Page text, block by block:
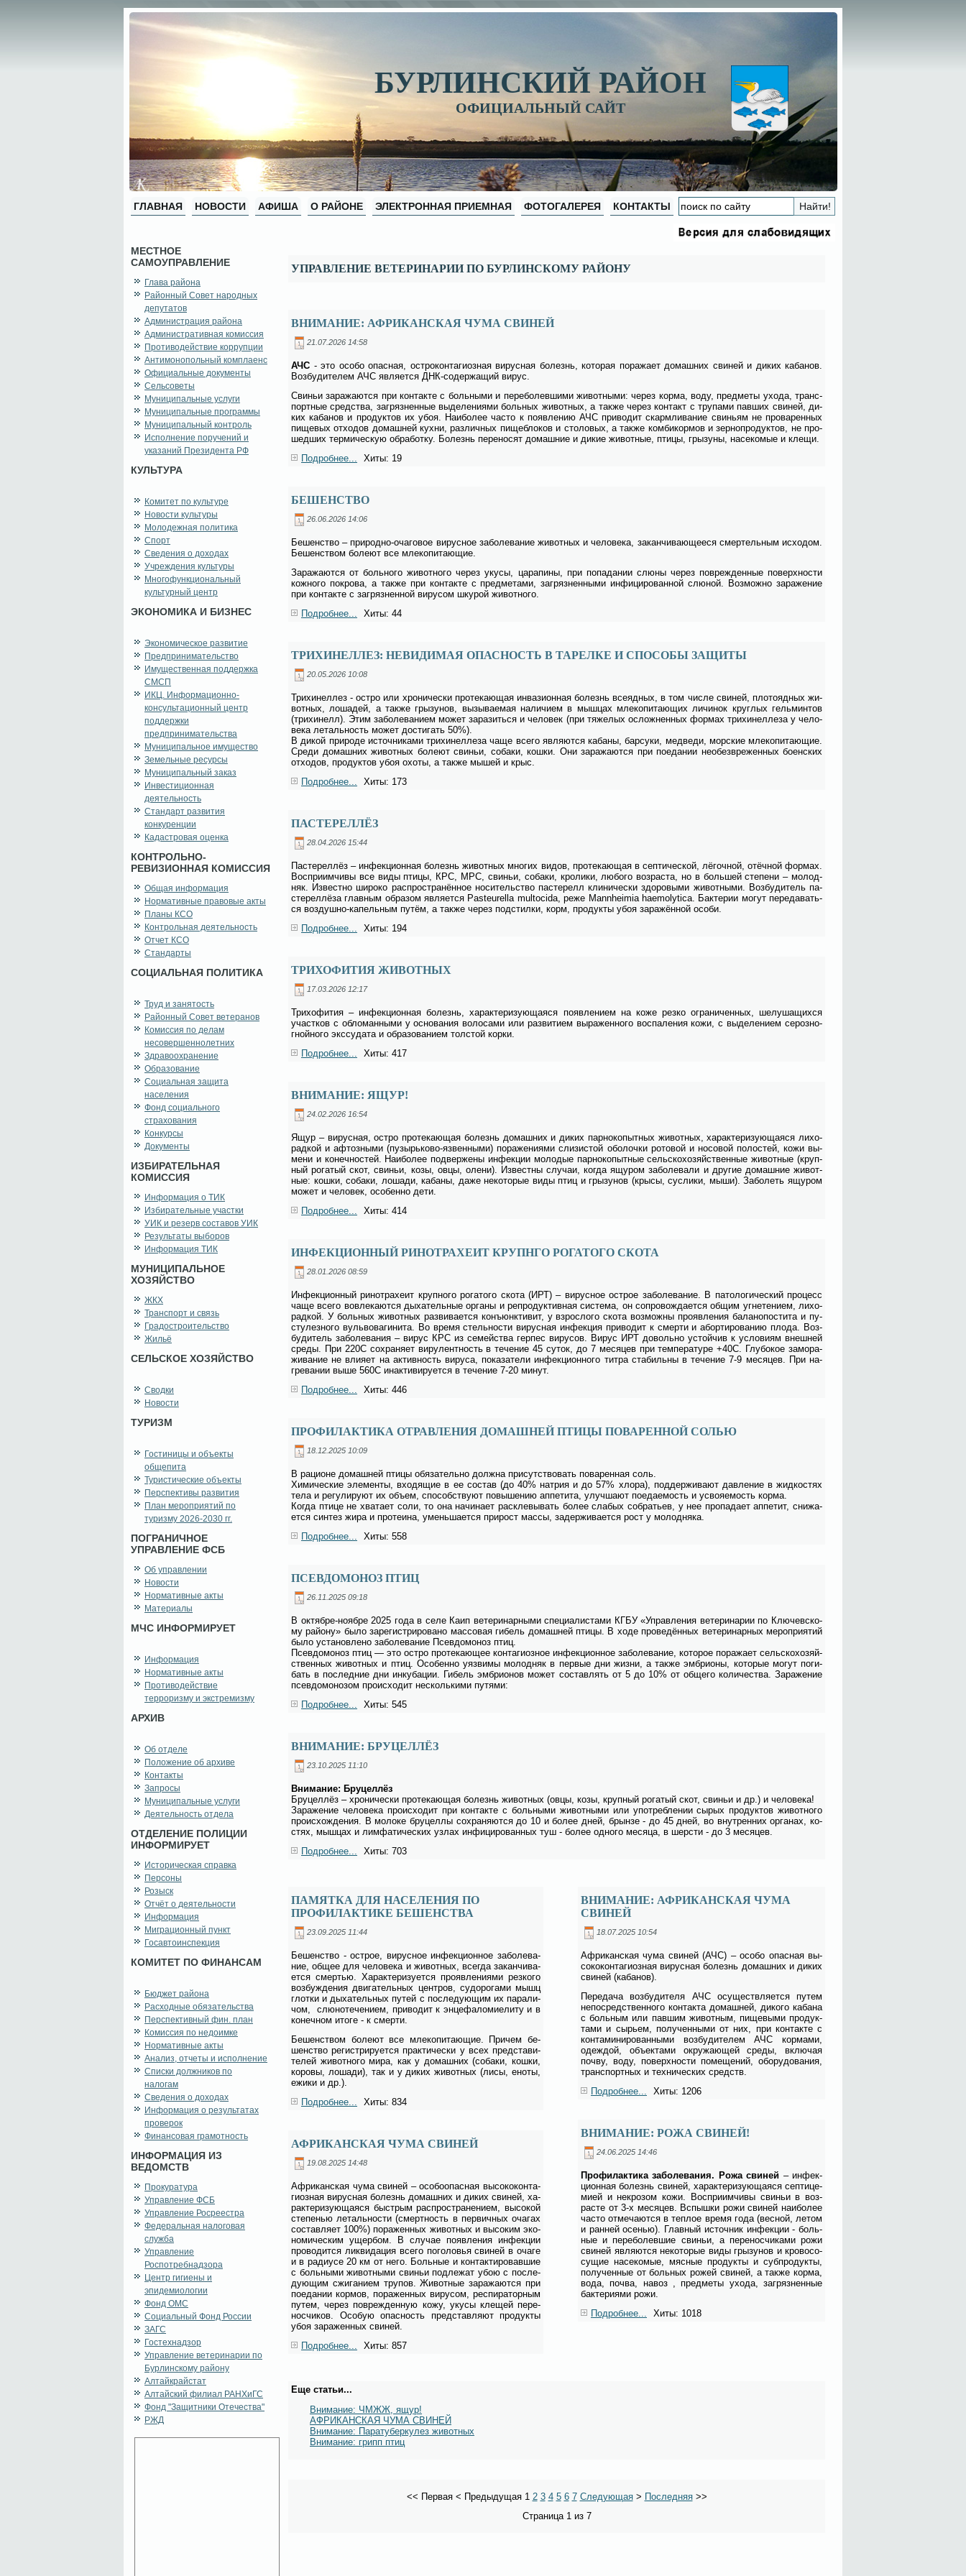
БУРЛИНСКИЙ РАЙОН
ОФИЦИАЛЬНЫЙ САЙТ
ГЛАВНАЯ НОВОСТИ АФИША О РАЙОНЕ ЭЛЕКТРОННАЯ ПРИЕМНАЯ ФОТОГАЛЕРЕЯ КОНТАКТЫ
МЕСТНОЕ
САМОУПРАВЛЕНИЕ
Глава района
Районный Совет народных
депутатов
Администрация района
Административная комиссия
Противодействие коррупции
Антимонопольный комплаенс
Официальные документы
Сельсоветы
Муниципальные услуги
Муниципальные программы
Муниципальный контроль
Исполнение поручений и
указаний Президента РФ
КУЛЬТУРА
Комитет по культуре
Новости культуры
Молодежная политика
Спорт
Сведения о доходах
Учреждения культуры
Многофункциональный
культурный центр
ЭКОНОМИКА И БИЗНЕС
Экономическое развитие
Предпринимательство
Имущественная поддержка
СМСП
ИКЦ. Информационно-
консультационный центр
поддержки
предпринимательства
Муниципальное имущество
Земельные ресурсы
Муниципальный заказ
Инвестиционная
деятельность
Стандарт развития
конкуренции
Кадастровая оценка
КОНТРОЛЬНО-
РЕВИЗИОННАЯ КОМИССИЯ
Общая информация
Нормативные правовые акты
Планы КСО
Контрольная деятельность
Отчет КСО
Стандарты
СОЦИАЛЬНАЯ ПОЛИТИКА
Труд и занятость
Районный Совет ветеранов
Комиссия по делам
несовершеннолетних
Здравоохранение
Образование
Социальная защита
населения
Фонд социального
страхования
Конкурсы
Документы
ИЗБИРАТЕЛЬНАЯ
КОМИССИЯ
Информация о ТИК
Избирательные участки
УИК и резерв составов УИК
Результаты выборов
Информация ТИК
МУНИЦИПАЛЬНОЕ
ХОЗЯЙСТВО
ЖКХ
Транспорт и связь
Градостроительство
Жильё
СЕЛЬСКОЕ ХОЗЯЙСТВО
Сводки
Новости
ТУРИЗМ
Гостиницы и объекты
общепита
Туристические объекты
Перспективы развития
План мероприятий по
туризму 2026-2030 гг.
ПОГРАНИЧНОЕ
УПРАВЛЕНИЕ ФСБ
Об управлении
Новости
Нормативные акты
Материалы
МЧС ИНФОРМИРУЕТ
Информация
Нормативные акты
Противодействие
терроризму и экстремизму
АРХИВ
Об отделе
Положение об архиве
Контакты
Запросы
Муниципальные услуги
Деятельность отдела
ОТДЕЛЕНИЕ ПОЛИЦИИ
ИНФОРМИРУЕТ
Историческая справка
Персоны
Розыск
Отчёт о деятельности
Информация
Миграционный пункт
Госавтоинспекция
КОМИТЕТ ПО ФИНАНСАМ
Бюджет района
Расходные обязательства
Перспективный фин. план
Комиссия по недоимке
Нормативные акты
Анализ, отчеты и исполнение
Списки должников по
налогам
Сведения о доходах
Информация о результатах
проверок
Финансовая грамотность
ИНФОРМАЦИЯ ИЗ
ВЕДОМСТВ
Прокуратура
Управление ФСБ
Управление Росреестра
Федеральная налоговая
служба
Управление
Роспотребнадзора
Центр гигиены и
эпидемиологии
Фонд ОМС
Социальный Фонд России
ЗАГС
Гостехнадзор
Управление ветеринарии по
Бурлинскому району
Алтайкрайстат
Алтайский филиал РАНХиГС
Фонд "Защитники Отечества"
РЖД
УПРАВЛЕНИЕ ВЕТЕРИНАРИИ ПО БУРЛИНСКОМУ РАЙОНУ
ВНИМАНИЕ: АФРИКАНСКАЯ ЧУМА СВИНЕЙ
21.07.2026 14:58
АЧС - это осо­бо опас­ная, ост­ро­кон­та­ги­оз­ная ви­рус­ная бо­лезнь, ко­то­рая по­ра­жа­ет до­маш­них сви­ней и ди­ких ка­ба­нов.
Воз­бу­ди­те­лем АЧС яв­ля­ет­ся ДНК-со­дер­жа­щий ви­рус.
Сви­ньи за­ра­жа­ют­ся при кон­так­те с боль­ны­ми и пе­ре­болев­ши­ми жи­вот­ны­ми: через кор­ма, во­ду, пред­ме­ты ухо­да, транс­
порт­ные сред­ства, за­гряз­нен­ные вы­де­ле­ни­я­ми боль­ных жи­вот­ных, а так­же через кон­такт с тру­па­ми пав­ших сви­ней, ди­
ких ка­ба­нов и про­дук­тов их убоя. Наи­бо­лее ча­сто к по­яв­ле­нию АЧС при­во­дит скарм­ли­ва­ние сви­ньям не про­ва­рен­ных
пи­ще­вых от­хо­дов до­маш­ней кух­ни, раз­лич­ных пи­ще­бло­ков и сто­ло­вых, а так­же ком­би­кор­мов и зер­но­про­дук­тов, не про­
шед­ших тер­ми­че­скую об­ра­бот­ку. Бо­лезнь пе­ре­но­сят до­маш­ние и ди­кие жи­вот­ные, пти­цы, гры­зу­ны, на­се­ко­мые и кле­щи.
Подробнее...
Хиты: 19
БЕШЕНСТВО
26.06.2026 14:06
Бе­шен­ство – при­род­но-оча­го­вое ви­рус­ное за­боле­ва­ние жи­вот­ных и че­ло­ве­ка, за­кан­чи­ва­ю­ще­е­ся смер­тель­ным ис­хо­дом.
Бе­шен­ством бо­ле­ют все мле­ко­пи­та­ю­щие.
За­ра­жа­ют­ся от боль­но­го жи­вот­но­го через уку­сы, ца­ра­пи­ны, при по­па­да­нии слю­ны через по­вре­жден­ные по­верх­но­сти
кож­но­го по­кро­ва, а так­же при кон­так­те с пред­ме­та­ми, за­гряз­нен­ны­ми ин­фи­ци­ро­ван­ной слю­ной. Воз­мож­но за­ра­же­ние
при кон­так­те с за­гряз­нен­ной ви­ру­сом шку­рой жи­вот­но­го.
Подробнее...
Хиты: 44
ТРИХИНЕЛЛЕЗ: НЕВИДИМАЯ ОПАСНОСТЬ В ТАРЕЛКЕ И СПОСОБЫ ЗАЩИТЫ
20.05.2026 10:08
Три­хи­нел­лез - ост­ро или хро­ни­че­ски про­те­ка­ю­щая ин­ва­зи­он­ная бо­лезнь все­яд­ных, в том чис­ле сви­ней, пло­то­яд­ных жи­
вот­ных, ло­ша­дей, а так­же гры­зу­нов, вы­зы­ва­е­мая на­ли­чи­ем в мыш­цах мле­ко­пи­та­ю­щих ли­чи­нок круг­лых гель­мин­тов
(три­хи­нелл). Этим за­боле­ва­ни­ем мо­жет за­ра­зить­ся и че­ло­век (при тя­же­лых ослож­нен­ных фор­мах три­хи­нел­ле­за у че­ло­
ве­ка ле­таль­ность мо­жет до­сти­гать 50%).
В ди­кой при­ро­де ис­точ­ни­ка­ми три­хи­нел­ле­за ча­ще все­го яв­ля­ют­ся ка­ба­ны, бар­су­ки, мед­ве­ди, мор­ские мле­ко­пи­та­ю­щие.
Сре­ди до­маш­них жи­вот­ных бо­ле­ют сви­ньи, со­ба­ки, кош­ки. Они за­ра­жа­ют­ся при по­еда­нии не­о­без­вре­жен­ных бо­ен­ских
от­хо­дов, про­дук­тов убоя охо­ты, а так­же мы­шей и крыс.
Подробнее...
Хиты: 173
ПАСТЕРЕЛЛЁЗ
28.04.2026 15:44
Па­сте­рел­лёз – ин­фек­ци­он­ная бо­лезнь жи­вот­ных мно­гих ви­дов, про­те­ка­ю­щая в сеп­ти­че­ской, лё­гоч­ной, отёч­ной фор­мах.
Вос­при­им­чи­вы все ви­ды пти­цы, КРС, МРС, сви­ньи, со­ба­ки, кро­ли­ки, лю­бо­го воз­рас­та, но в боль­шей сте­пе­ни – мо­лод­
няк. Из­вест­но ши­ро­ко рас­про­стра­нён­ное но­си­тель­ство па­сте­релл кли­ни­че­ски здо­ро­вы­ми жи­вот­ны­ми. Воз­бу­ди­тель па­
сте­рел­лё­за глав­ным об­ра­зом яв­ля­ет­ся Pasteurella multocida, ре­же Mannheimia haemolytica. Бак­те­рии мо­гут пе­ре­да­вать­
ся воз­душ­но-ка­пель­ным пу­тём, а так­же через под­стил­ки, корм, про­дук­ты убоя за­ра­жён­ной осо­би.
Подробнее...
Хиты: 194
ТРИХОФИТИЯ ЖИВОТНЫХ
17.03.2026 12:17
Три­хо­фи­тия – ин­фек­ци­он­ная бо­лезнь, ха­рак­те­ри­зу­ю­ща­я­ся по­яв­ле­ни­ем на ко­же рез­ко огра­ни­чен­ных, ше­лу­ша­щих­ся
участ­ков с об­ло­ман­ны­ми у ос­но­ва­ния во­ло­са­ми или раз­ви­ти­ем вы­ра­жен­но­го вос­па­ле­ния ко­жи, с вы­де­ле­ни­ем се­роз­но-
гной­но­го экс­су­да­та и об­ра­зо­ва­ни­ем тол­стой кор­ки.
Подробнее...
Хиты: 417
ВНИМАНИЕ: ЯЩУР!
24.02.2026 16:54
Ящур – ви­рус­ная, ост­ро про­те­ка­ю­щая бо­лезнь до­маш­них и ди­ких пар­но­ко­пыт­ных жи­вот­ных, ха­рак­те­ри­зу­ю­ща­я­ся ли­хо­
рад­кой и аф­тоз­ны­ми (пу­зырь­ко­во-яз­вен­ны­ми) по­ра­же­ни­я­ми сли­зи­стой обо­лоч­ки ро­то­вой и но­со­вой по­ло­стей, ко­жи вы­
ме­ни и ко­неч­но­стей. Наи­бо­лее под­вер­же­ны ин­фек­ции мо­ло­дые пар­но­ко­пыт­ные сель­ско­хо­зяй­ствен­ные жи­вот­ные (круп­
ный ро­га­тый скот, сви­ньи, ко­зы, ов­цы, оле­ни). Из­вест­ны слу­чаи, ко­гда ящу­ром за­боле­ва­ли и дру­гие до­маш­ние жи­вот­
ные: кош­ки, со­ба­ки, ло­ша­ди, ка­ба­ны, да­же не­ко­то­рые ви­ды птиц и гры­зу­нов (кры­сы, сус­ли­ки, мы­ши). За­бо­леть ящу­ром
мо­жет и че­ло­век, осо­бен­но де­ти.
Подробнее...
Хиты: 414
ИНФЕКЦИОННЫЙ РИНОТРАХЕИТ КРУПНГО РОГАТОГО СКОТА
28.01.2026 08:59
Ин­фек­ци­он­ный ри­но­тра­хе­ит круп­но­го ро­га­то­го ско­та (ИРТ) – ви­рус­ное острое за­боле­ва­ние. В па­то­ло­ги­че­ский про­цесс
ча­ще все­го во­вле­ка­ют­ся ды­ха­тель­ные ор­га­ны и ре­про­дук­тив­ная си­сте­ма, он со­про­вож­да­ет­ся об­щим угне­те­ни­ем, ли­хо­
рад­кой. У боль­ных жи­вот­ных раз­ви­ва­ет­ся конъ­юнк­ти­вит, у взрос­ло­го ско­та воз­мож­ны про­яв­ле­ния ба­ла­но­по­сти­та и пу­
сту­лез­но­го вуль­во­ва­ги­ни­та. Во вре­мя стель­но­сти ви­рус­ная ин­фек­ция при­во­дит к смер­ти и абор­ти­ро­ва­нию пло­да. Воз­
бу­ди­тель за­боле­ва­ния – ви­рус КРС из се­мей­ства гер­пес ви­ру­сов. Ви­рус ИРТ до­воль­но устой­чив к усло­ви­ям внеш­ней
сре­ды. При 220С со­хра­ня­ет ви­ру­лент­ность в те­че­ние 45 су­ток, до 7 ме­ся­цев при тем­пе­ра­ту­ре +40С. Глу­бо­кое за­мо­ра­
жи­ва­ние не вли­я­ет на ак­тив­ность ви­ру­са, по­ка­за­те­ли ин­фек­ци­он­но­го тит­ра ста­биль­ны в те­че­ние 7-9 ме­ся­цев. При на­
гре­ва­нии вы­ше 560С инак­ти­ви­ру­ет­ся в те­че­ние 7-20 ми­нут.
Подробнее...
Хиты: 446
ПРОФИЛАКТИКА ОТРАВЛЕНИЯ ДОМАШНЕЙ ПТИЦЫ ПОВАРЕННОЙ СОЛЬЮ
18.12.2025 10:09
В ра­ци­оне до­маш­ней пти­цы обя­за­тель­но долж­на при­сут­ство­вать по­ва­рен­ная соль.
Хи­ми­че­ские эле­мен­ты, вхо­дя­щие в ее со­став (до 40% на­трия и до 57% хло­ра), под­дер­жи­ва­ют дав­ле­ние в жид­ко­стях
те­ла и ре­гу­ли­ру­ют их объ­ем, спо­соб­ству­ют по­вы­ше­нию ап­пе­ти­та, улуч­ша­ют по­еда­е­мость и усво­я­е­мость кор­ма.
Ко­гда пти­це не хва­та­ет со­ли, то она на­чи­на­ет рас­кле­вы­вать бо­лее сла­бых со­бра­тьев, у нее про­па­да­ет ап­пе­тит, сни­жа­
ет­ся син­тез жи­ра и про­те­и­на, умень­ша­ет­ся при­рост мас­сы, за­дер­жи­ва­ет­ся рост у мо­лод­ня­ка.
Подробнее...
Хиты: 558
ПСЕВДОМОНОЗ ПТИЦ
26.11.2025 09:18
В ок­тяб­ре-но­яб­ре 2025 го­да в се­ле Каип ве­те­ри­нар­ны­ми спе­ци­а­ли­ста­ми КГБУ «Управ­ле­ния ве­те­ри­на­рии по Клю­чев­ско­
му рай­о­ну» бы­ло за­ре­ги­стри­ро­ва­но мас­со­вая ги­бель до­маш­ней пти­цы. В хо­де про­ве­дён­ных ве­те­ри­нар­ных ме­ро­при­я­тий
бы­ло уста­нов­ле­но за­боле­ва­ние Псев­до­мо­ноз птиц.
Псев­до­мо­ноз птиц — это ост­ро про­те­ка­ю­щее кон­та­ги­оз­ное ин­фек­ци­он­ное за­боле­ва­ние, ко­то­рое по­ра­жа­ет сель­ско­хо­зяй­
ствен­ных жи­вот­ных и птиц. Осо­бен­но уяз­ви­мы мо­лод­няк в пер­вые дни жиз­ни, а так­же эм­бри­о­ны, ко­то­рые мо­гут по­ги­
бать в по­след­ние дни ин­ку­ба­ции. Ги­бель эм­бри­о­нов мо­жет со­став­лять от 5 до 10% от об­ще­го ко­ли­че­ства. За­ра­же­ние
псев­до­мо­но­зом про­ис­хо­дит не­сколь­ки­ми пу­тя­ми:
Подробнее...
Хиты: 545
ВНИМАНИЕ: БРУЦЕЛЛЁЗ
23.10.2025 11:10
Вни­ма­ние: Бру­цел­лёз
Бру­цел­лёз – хро­ни­че­ски про­те­ка­ю­щая бо­лезнь жи­вот­ных (ов­цы, ко­зы, круп­ный ро­га­тый скот, сви­ньи и др.) и че­ло­ве­ка!
За­ра­же­ние че­ло­ве­ка про­ис­хо­дит при кон­так­те с боль­ны­ми жи­вот­ны­ми или упо­треб­ле­нии сы­рых про­дук­тов жи­вот­но­го
про­ис­хож­де­ния. В мо­ло­ке бру­цел­лы со­хра­ня­ют­ся до 10 и бо­лее дней, брын­зе - до 45 дней, во внут­рен­них ор­га­нах, ко­
стях, мыш­цах и лим­фа­ти­че­ских уз­лах ин­фи­ци­ро­ван­ных туш - бо­лее од­но­го ме­ся­ца, в шер­сти - до 3 ме­ся­цев.
Подробнее...
Хиты: 703
ПАМЯТКА ДЛЯ НАСЕЛЕНИЯ ПО
ПРОФИЛАКТИКЕ БЕШЕНСТВА
23.09.2025 11:44
Бе­шен­ство - острое, ви­рус­ное ин­фек­ци­он­ное за­боле­ва­
ние, об­щее для че­ло­ве­ка и жи­вот­ных, все­гда за­кан­чи­ва­
ет­ся смер­тью. Ха­рак­те­ри­зу­ет­ся про­яв­ле­ни­я­ми рез­ко­го
воз­буж­де­ния дви­га­тель­ных цен­тров, су­до­ро­га­ми мышц
глот­ки и ды­ха­тель­ных пу­тей с по­сле­ду­ю­щим их па­ра­ли­
чом, слю­но­те­че­ни­ем, при­во­дит к эн­це­фа­ло­ми­е­ли­ту и в
ко­неч­ном ито­ге - к смер­ти.
Бе­шен­ством бо­ле­ют все мле­ко­пи­та­ю­щие. При­чем бе­
шен­ство ре­ги­стри­ру­ет­ся прак­ти­че­ски у всех пред­ста­ви­
те­лей жи­вот­но­го ми­ра, как у до­маш­них (со­ба­ки, кош­ки,
ко­ро­вы, ло­ша­ди), так и у ди­ких жи­вот­ных (ли­сы, ено­ты,
ежи­ки и др.).
Подробнее...
Хиты: 834
АФРИКАНСКАЯ ЧУМА СВИНЕЙ
19.08.2025 14:48
Аф­ри­кан­ская чу­ма сви­ней – осо­бо­опас­ная вы­со­ко­кон­та­
ги­оз­ная ви­рус­ная бо­лезнь до­маш­них и ди­ких сви­ней, ха­
рак­те­ри­зу­ю­ща­я­ся быст­рым рас­про­стра­не­ни­ем, вы­со­кой
сте­пе­нью ле­таль­но­сти (смерт­ность в пер­вич­ных оча­гах
со­став­ля­ет 100%) по­ра­жен­ных жи­вот­ных и вы­со­ким эко­
но­ми­че­ским ущер­бом. В слу­чае по­яв­ле­ния ин­фек­ции
про­во­дит­ся лик­ви­да­ция все­го по­го­ло­вья сви­ней в оча­ге
и в ра­ди­у­се 20 км от не­го. Боль­ные и кон­так­ти­ро­вав­шие
с боль­ны­ми жи­вот­ны­ми сви­ньи под­ле­жат убою с по­сле­
ду­ю­щим сжи­га­ни­ем тру­пов. Жи­вот­ные за­ра­жа­ют­ся при
по­еда­нии кор­мов, по­ра­жен­ных ви­ру­сом, ре­спи­ра­тор­ным
пу­тем, через по­вре­жден­ную ко­жу, уку­сы кле­щей пе­ре­
нос­чи­ков. Осо­бую опас­ность пред­став­ля­ют про­дук­ты
убоя за­ра­жен­ных сви­ней.
Подробнее...
Хиты: 857
ВНИМАНИЕ: АФРИКАНСКАЯ ЧУМА
СВИНЕЙ
18.07.2025 10:54
Аф­ри­кан­ская чу­ма сви­ней (АЧС) – осо­бо опас­ная вы­
со­ко­кон­та­ги­оз­ная ви­рус­ная бо­лезнь до­маш­них и ди­ких
сви­ней (ка­ба­нов).
Пе­ре­да­ча воз­бу­ди­те­ля АЧС осу­ществ­ля­ет­ся пу­тем
не­по­сред­ствен­но­го кон­так­та до­маш­ней, ди­ко­го ка­ба­на
с боль­ным или пав­шим жи­вот­ным, пи­ще­вы­ми про­дук­
та­ми и сы­рьем, по­лу­чен­ны­ми от них, при кон­так­те с
кон­та­ми­ни­ро­ван­ны­ми воз­бу­ди­те­лем АЧС кор­ма­ми,
одеж­дой, объ­ек­та­ми окру­жа­ю­щей сре­ды, вклю­чая
поч­ву, во­ду, по­верх­но­сти по­ме­ще­ний, обо­ру­до­ва­ния,
транс­порт­ных и тех­ни­че­ских средств.
Подробнее...
Хиты: 1206
ВНИМАНИЕ: РОЖА СВИНЕЙ!
24.06.2025 14:46
Про­фи­лак­ти­ка за­боле­ва­ния. Ро­жа сви­ней – ин­фек­
ци­он­ная бо­лезнь сви­ней, ха­рак­те­ри­зу­ю­ща­я­ся сеп­ти­це­
ми­ей и не­кро­зом ко­жи. Вос­при­им­чи­вы сви­ньи в воз­
расте от 3-х ме­ся­цев. Вспыш­ки ро­жи сви­ней наи­бо­лее
ча­сто от­ме­ча­ют­ся в теп­лое вре­мя го­да (вес­ной, ле­том
и ран­ней осе­нью). Глав­ный ис­точ­ник ин­фек­ции - боль­
ные и пе­ре­болев­шие сви­ньи, а пе­ре­нос­чи­ка­ми ро­жи
сви­ней яв­ля­ют­ся не­ко­то­рые ви­ды гры­зу­нов и кро­во­со­
су­щие на­се­ко­мые, мяс­ные про­дук­ты и суб­про­дук­ты,
по­лу­чен­ные от боль­ных ро­жей сви­ней, а так­же кор­ма,
во­да, поч­ва, на­воз , пред­ме­ты ухо­да, за­гряз­нен­ные
бак­те­ри­я­ми ро­жи.
Подробнее...
Хиты: 1018
Еще статьи...
Внимание: ЧМЖЖ, ящур!
АФРИКАНСКАЯ ЧУМА СВИНЕЙ
Внимание: Паратуберкулез животных
Внимание: грипп птиц
<< Первая< Предыдущая 1 2 3 4 5 6 7 Следующая> Последняя>>
Страница 1 из 7